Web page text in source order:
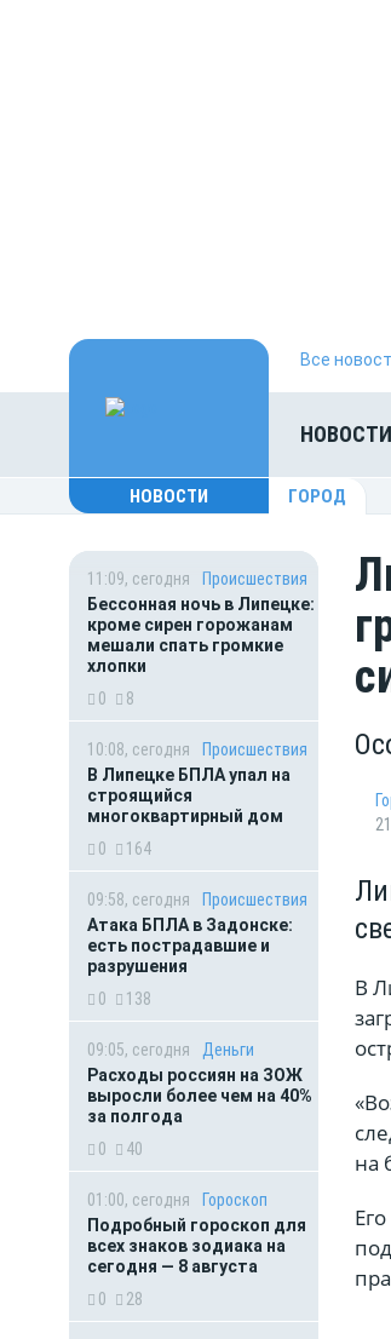
Все
НОВОСТИ
НОВОСТИ ГОРОД
11:09, сегодня
Происшествия
Бессонная ночь в Липецке:
кроме сирен горожанам
мешали спать громкие
хлопки
0
8
10:08, сегодня
Происшествия
В Липецке БПЛА упал на
строящийся
многоквартирный дом
0
164
09:58, сегодня
Происшествия
Атака БПЛА в Задонске:
есть пострадавшие и
разрушения
0
138
09:05, сегодня
Деньги
Расходы россиян на ЗОЖ
выросли более чем на 40%
за полгода
0
40
01:00, сегодня
Гороскоп
Подробный гороскоп для
всех знаков зодиака на
сегодня — 8 августа
0
28
В
на